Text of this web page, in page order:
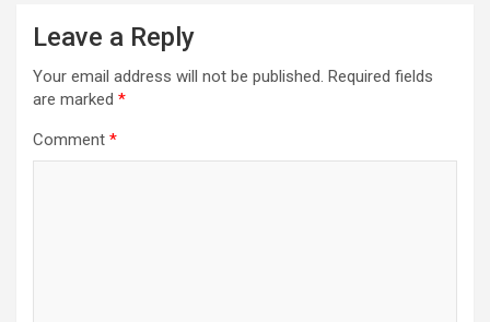
Leave a Reply
Your email address will not be published. Required fields
are marked *
Comment *